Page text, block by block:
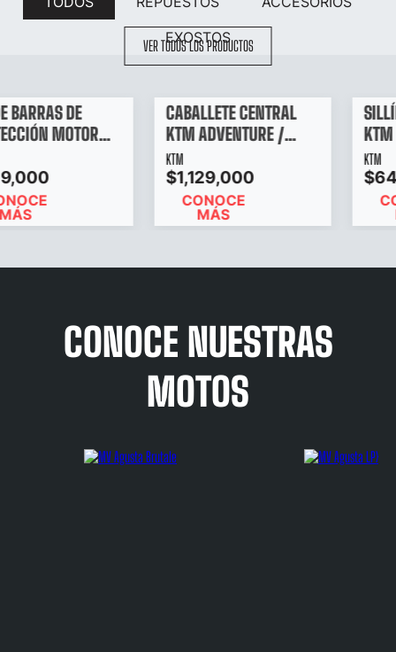
EXOSTOS
VER TODOS LOS PRODUCTOS
SILLÍN ERGO PILOTO
KTM
$649,000
SILLÍN ERGO TRASERO
KTM
$649,000
CONOCE NUESTRAS
MOTOS